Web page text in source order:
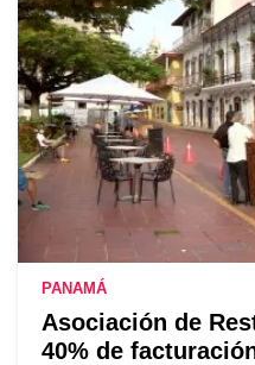
PANAMÁ
Asociación de
40% de